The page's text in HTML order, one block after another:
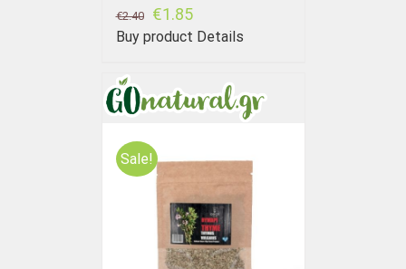
€2.40 €1.85
Buy product Details
Sale!